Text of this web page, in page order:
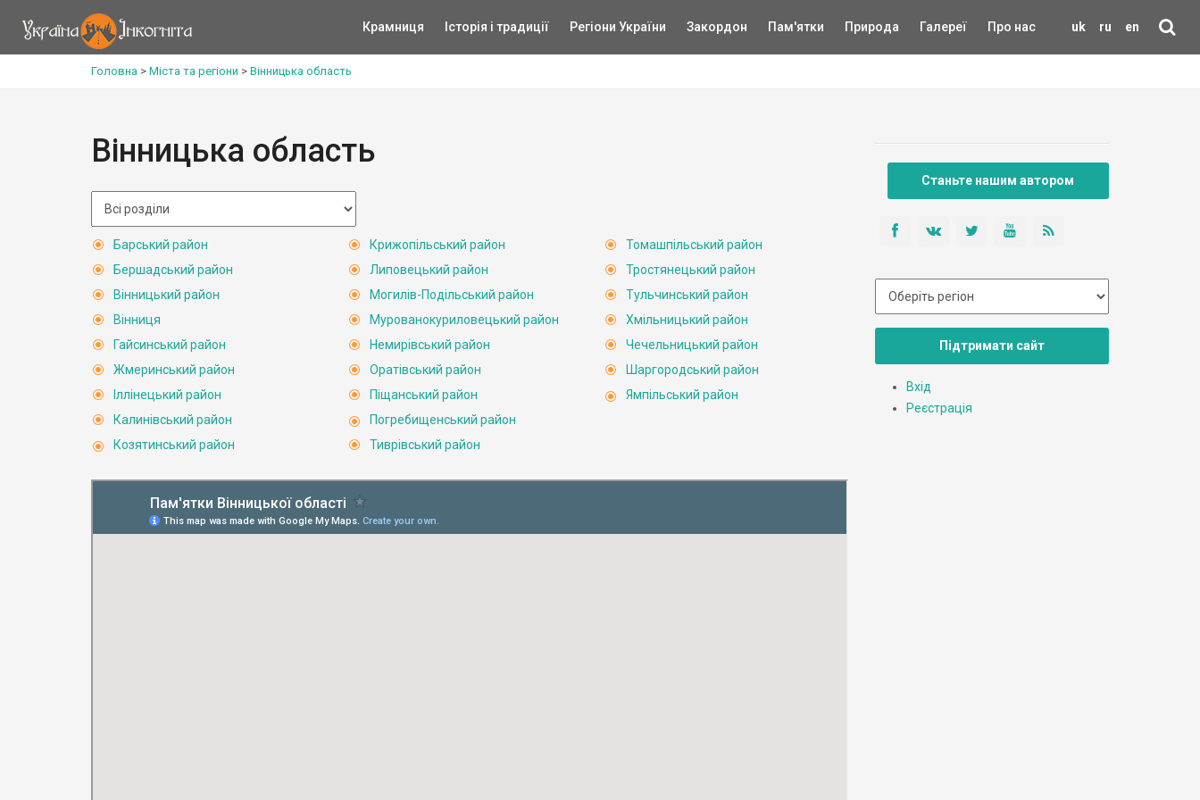
uk ru en
Крамниця Історія і традиції Регіони України Закордон Пам'ятки Природа Галереї Про нас
Головна > Міста та регіони > Вінницька область
Вінницька область
Барський район
Бершадський район
Вінницький район
Вінниця
Гайсинський район
Жмеринський район
Іллінецький район
Калинівський район
Козятинський район
Крижопільський район
Липовецький район
Могилів-Подільський район
Мурованокуриловецький район
Немирівський район
Оратівський район
Піщанський район
Погребищенський район
Тиврівський район
Томашпільський район
Тростянецький район
Тульчинський район
Хмільницький район
Чечельницький район
Шаргородський район
Ямпільський район
Станьте нашим автором
Підтримати сайт
Вхід
Реєстрація